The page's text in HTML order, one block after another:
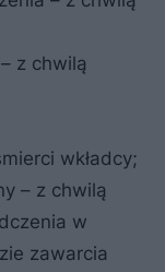
z chwilą
wkładcy;
– z chwilą
w
zawarcia